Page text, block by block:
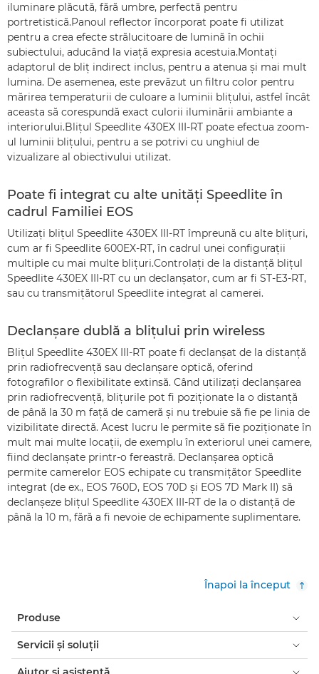
iluminare plăcută, fără umbre, perfectă pentru
portretistică.Panoul reflector încorporat poate fi utilizat
pentru a crea efecte strălucitoare de lumină în ochii
subiectului, aducând la viaţă expresia acestuia.Montaţi
adaptorul de bliţ indirect inclus, pentru a atenua şi mai mult
lumina. De asemenea, este prevăzut un filtru color pentru
mărirea temperaturii de culoare a luminii bliţului, astfel încât
aceasta să corespundă exact culorii iluminării ambiante a
interiorului.Bliţul Speedlite 430EX III-RT poate efectua zoom-
ul luminii bliţului, pentru a se potrivi cu unghiul de
vizualizare al obiectivului utilizat.
Poate fi integrat cu alte unităţi Speedlite în
cadrul Familiei EOS
Utilizaţi bliţul Speedlite 430EX III-RT împreună cu alte bliţuri,
cum ar fi Speedlite 600EX-RT, în cadrul unei configuraţii
multiple cu mai multe bliţuri.Controlaţi de la distanţă bliţul
Speedlite 430EX III-RT cu un declanşator, cum ar fi ST-E3-RT,
sau cu transmiţătorul Speedlite integrat al camerei.
Declanşare dublă a bliţului prin wireless
Bliţul Speedlite 430EX III-RT poate fi declanşat de la distanţă
prin radiofrecvenţă sau declanşare optică, oferind
fotografilor o flexibilitate extinsă. Când utilizaţi declanşarea
prin radiofrecvenţă, bliţurile pot fi poziţionate la o distanţă
de până la 30 m faţă de cameră şi nu trebuie să fie pe linia de
vizibilitate directă. Acest lucru le permite să fie poziţionate în
mult mai multe locaţii, de exemplu în exteriorul unei camere,
fiind declanşate printr-o fereastră. Declanşarea optică
permite camerelor EOS echipate cu transmiţător Speedlite
integrat (de ex., EOS 760D, EOS 70D şi EOS 7D Mark II) să
declanşeze bliţul Speedlite 430EX III-RT de la o distanţă de
până la 10 m, fără a fi nevoie de echipamente suplimentare.
Înapoi la început
Produse
Servicii şi soluţii